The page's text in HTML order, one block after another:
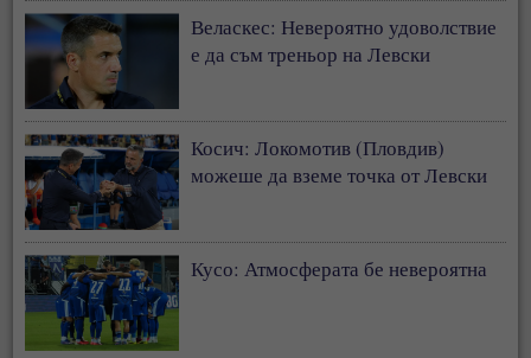
Веласкес: Невероятно удоволствие
е да съм треньор на Левски
Косич: Локомотив (Пловдив)
можеше да вземе точка от Левски
Кусо: Атмосферата бе невероятна